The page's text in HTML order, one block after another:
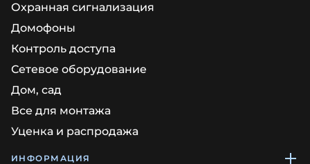
Охранная сигнализация
Домофоны
Контроль доступа
Сетевое оборудование
Дом, сад
Все для монтажа
Уценка и распродажа
ИНФОРМАЦИЯ